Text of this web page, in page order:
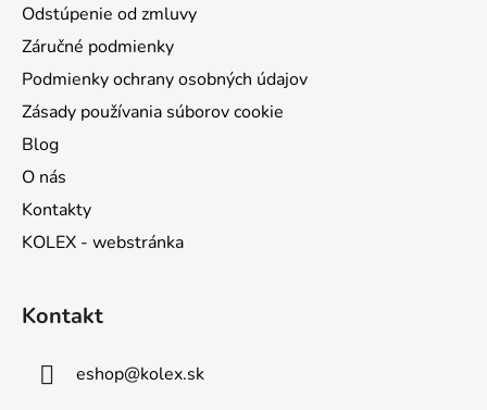
Odstúpenie od zmluvy
Záručné podmienky
Podmienky ochrany osobných údajov
Zásady používania súborov cookie
Blog
O nás
Kontakty
KOLEX - webstránka
Kontakt
eshop@kolex.sk